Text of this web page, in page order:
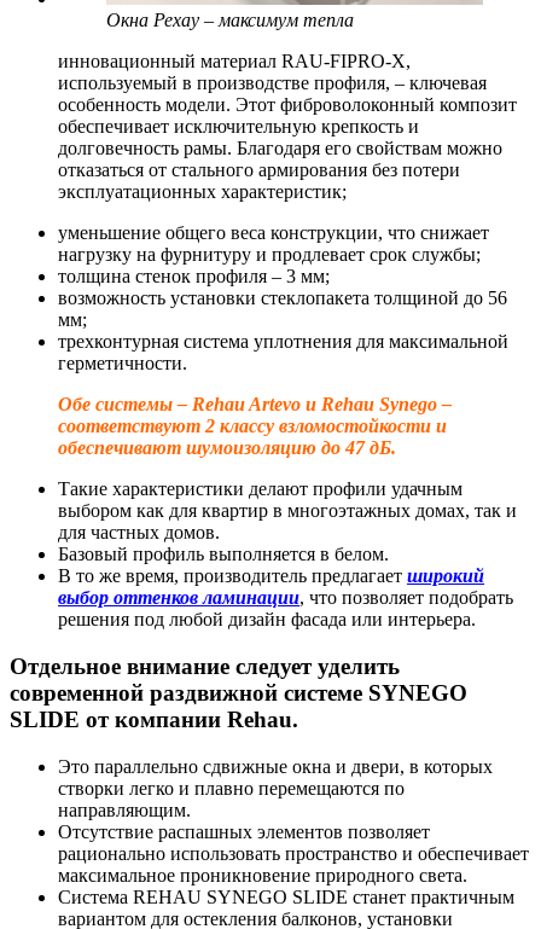
Окна Рехау – максимум тепла
инновационный материал RAU-FIPRO-Х,
используемый в производстве профиля, – ключевая
особенность модели. Этот фиброволоконный композит
обеспечивает исключительную крепкость и
долговечность рамы. Благодаря его свойствам можно
отказаться от стального армирования без потери
эксплуатационных характеристик;
уменьшение общего веса конструкции, что снижает
нагрузку на фурнитуру и продлевает срок службы;
толщина стенок профиля – 3 мм;
возможность установки стеклопакета толщиной до 56
мм;
трехконтурная система уплотнения для максимальной
герметичности.
Обе системы – Rehau Artevo и Rehau Synego –
соответствуют 2 классу взломостойкости и
обеспечивают шумоизоляцию до 47 дБ.
Такие характеристики делают профили удачным
выбором как для квартир в многоэтажных домах, так и
для частных домов.
Базовый профиль выполняется в белом.
В то же время, производитель предлагает широкий
выбор оттенков ламинации, что позволяет подобрать
решения под любой дизайн фасада или интерьера.
Отдельное внимание следует уделить
современной раздвижной системе SYNEGO
SLIDE от компании Rehau.
Это параллельно сдвижные окна и двери, в которых
створки легко и плавно перемещаются по
направляющим.
Отсутствие распашных элементов позволяет
рационально использовать пространство и обеспечивает
максимальное проникновение природного света.
Система REHAU SYNEGO SLIDE станет практичным
вариантом для остекления балконов, установки